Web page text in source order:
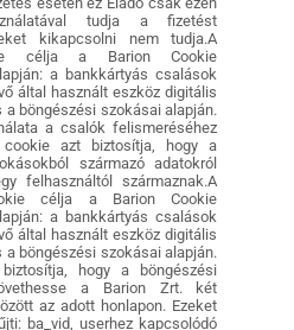
tudja a fizetést
kikapcsolni nem tudja.A
célja a Barion Cookie
a bankkártyás csalások
által használt eszköz digitális
a böngészési szokásai alapján.
a csalók felismeréséhez
azt biztosítja, hogy a
származó adatokról
felhasználtól származnak.A
célja a Barion Cookie
a bankkártyás csalások
által használt eszköz digitális
a böngészési szokásai alapján.
hogy a böngészési
a Barion Zrt. két
az adott honlapon. Ezeket
ba_vid, userhez kapcsolódó